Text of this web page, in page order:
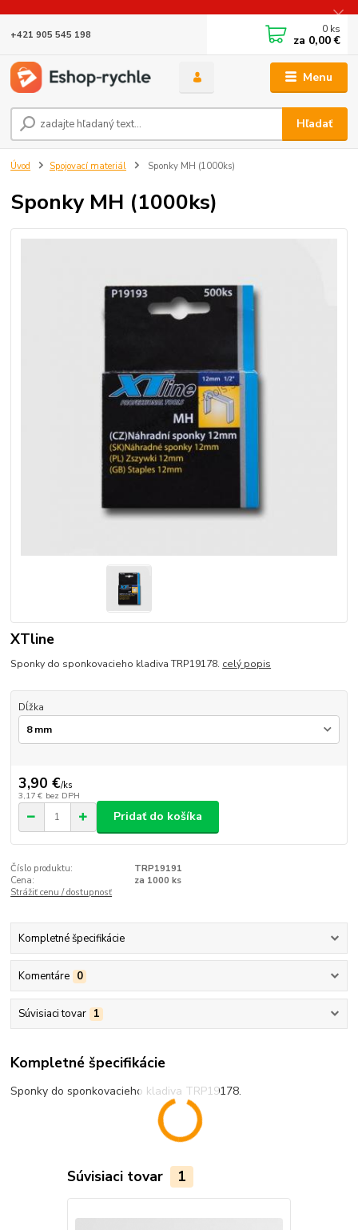
Menu
Hľadať
+421 905 545 198 0 ks
za 0,00 €
Úvod Spojovací materiál Sponky MH (1000ks)
Sponky MH (1000ks)
XTline
Sponky do sponkovacieho kladiva TRP19178. celý popis
Dĺžka
3,90 €/ks
3,17 € bez DPH
Pridať do košíka
Číslo produktu:
TRP19191
Cena:
za 1000 ks
Strážiť cenu / dostupnosť
Kompletné špecifikácie
Komentáre 0
Súvisiaci tovar 1
Kompletné špecifikácie
Sponky do sponkovacieho kladiva TRP19178.
Súvisiaci tovar 1